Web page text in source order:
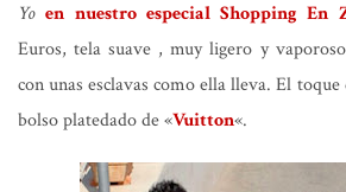
Yo en nuestro especial Shopping En
Euros, tela suave , muy ligero y
con unas esclavas como ella lleva. El
bolso platedado de «Vuitton«.